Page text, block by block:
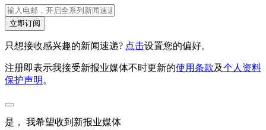
立即订阅
只想接收感兴趣的新闻速递? 点击设置您的偏好。
注册即表示我接受新报业媒体不时更新的使用条款及个人资料
保护声明 。
是， 我希望收到新报业媒体